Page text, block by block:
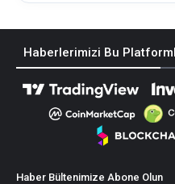
Haberlerimizi Bu
Haber Bültenimize Abone Olun